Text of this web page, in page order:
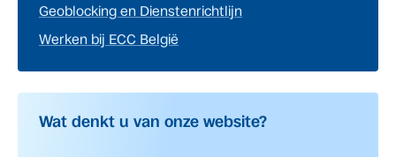
Geoblocking en Dienstenrichtlijn
Werken bij ECC België
Wat denkt u van onze website?